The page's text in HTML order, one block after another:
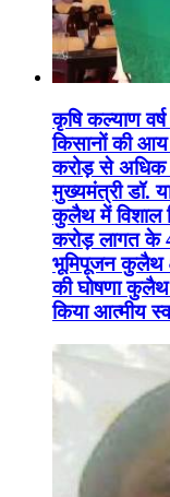
कृषि कल्याण
किसानों की आय
करोड़ से अधिक
मुख्यमंत्री डॉ.
कुलैथ में विशाल
करोड़ लागत के
भूमिपूजन कुलैथ
की घोषणा कुलैथ
किया आत्मीय